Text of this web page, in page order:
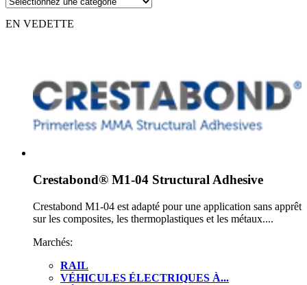
EN VEDETTE
Crestabond® M1-04 Structural Adhesive
Crestabond M1-04 est adapté pour une application sans apprêt
sur les composites, les thermoplastiques et les métaux....
Marchés:
RAIL
VÉHICULES ÉLECTRIQUES À...